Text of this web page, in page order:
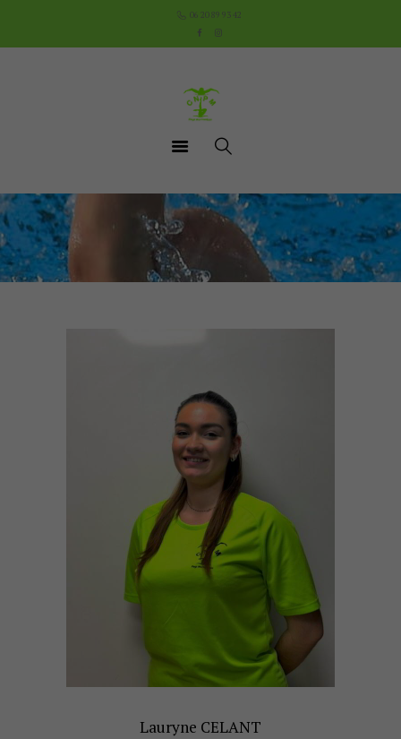
06 20 89 93 42
Le Club
Aquathlon du Pays
Mornantais
Documents utiles
Lauryne CELANT